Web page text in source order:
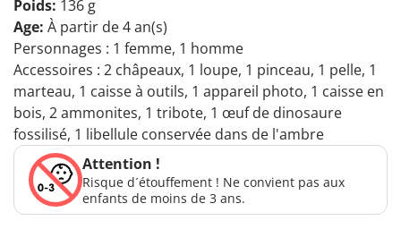
Poids: 136 g
Age: À partir de 4 an(s)
Personnages : 1 femme, 1 homme
Accessoires : 2 châpeaux, 1 loupe, 1 pinceau, 1 pelle, 1
marteau, 1 caisse à outils, 1 appareil photo, 1 caisse en
bois, 2 ammonites, 1 tribote, 1 œuf de dinosaure
fossilisé, 1 libellule conservée dans de l'ambre
Attention !
Risque d´étouffement ! Ne convient pas aux
enfants de moins de 3 ans.